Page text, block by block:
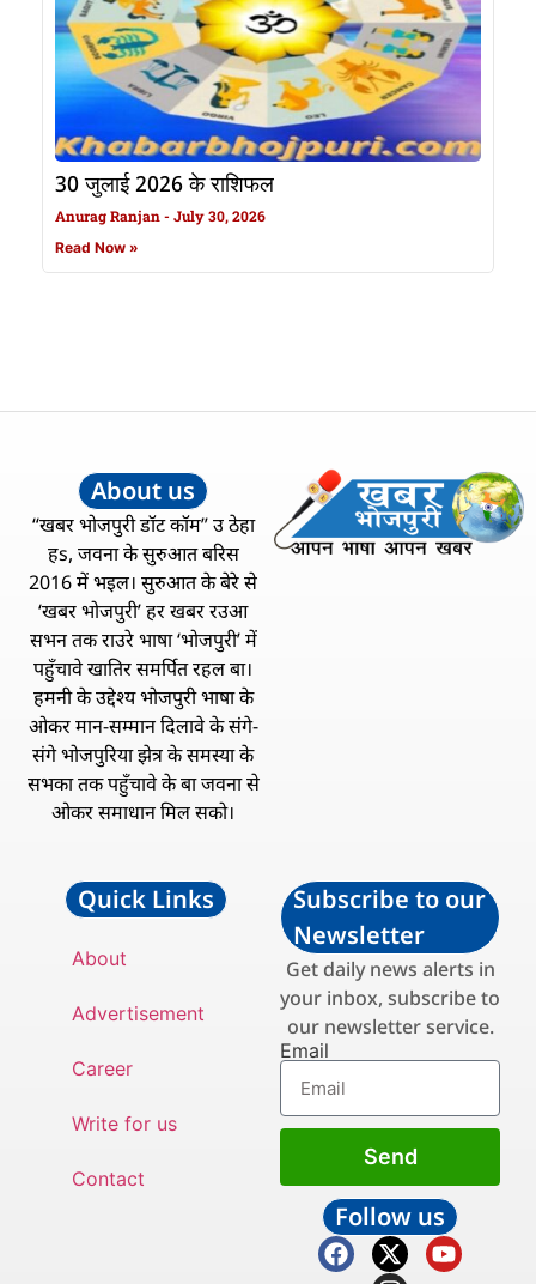
30 जुलाई 2026 के राशिफल
Anurag Ranjan July 30, 2026
Read Now »
About us
“खबर भोजपुरी डॉट कॉम” उ ठेहा
हs, जवना के सुरुआत बरिस
2016 में भइल। सुरुआत के बेरे से
‘खबर भोजपुरी’ हर खबर रउआ
सभन तक राउरे भाषा ‘भोजपुरी’ में
पहुँचावे खातिर समर्पित रहल बा।
हमनी के उद्देश्य भोजपुरी भाषा के
ओकर मान-सम्मान दिलावे के संगे-
संगे भोजपुरिया झेत्र के समस्या के
सभका तक पहुँचावे के बा जवना से
ओकर समाधान मिल सको।
Quick Links
About
Advertisement
Career
Write for us
Contact
Subscribe to our
Newsletter
Get daily news alerts in
your inbox, subscribe to
our newsletter service.
Email
Send
Follow us